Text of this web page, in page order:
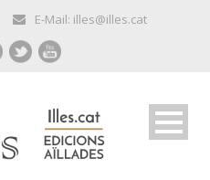
E-Mail: illes@illes.cat